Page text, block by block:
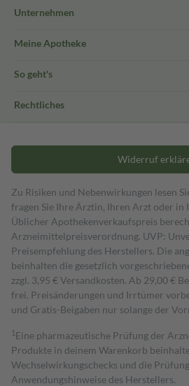
Unternehmen
Meine Apotheke
So geht's
Rechtliches
Widerruf
Zu Risiken und Nebenwirkungen lesen
fragen Sie Ihre Ärztin, Ihren Arzt oder in
Üblicher Apothekenverkaufspreis
Arzneimittelpreisverordnung. UVP:
Preisempfehlung des Herstellers. Die
beinhalten die gesetzlich
zzgl. 3,95 € Versandkosten. Ab 29,00 €
frei. Preisänderungen und Irrtümer
und Gratis-Beigaben nur solange der
1 Eine pharmazeutische Prüfung der
Produkte in deinem Warenkorb
Wechselwirkungschecks und die
Anwendungshinweise des Herstellers.